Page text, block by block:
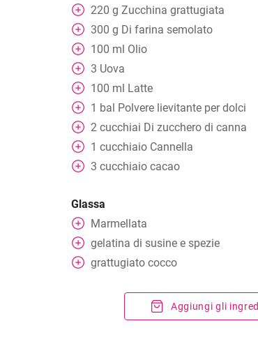
220 g Zucchina grattugiata
300 g Di farina semolato
100 ml Olio
3 Uova
100 ml Latte
1 bal Polvere lievitante per dolci
2 cucchiai Di zucchero di canna
1 cucchiaio Cannella
3 cucchiaio cacao
Glassa
Marmellata
gelatina di susine e spezie
grattugiato cocco
Aggiungi gli